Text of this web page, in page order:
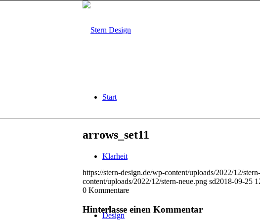
Start
Klarheit
Design
arrows_set11
https://stern-design.de/wp-content/uploads/2022/12/
content/uploads/2022/12/stern-neue.png sd2018-09-25
0 Kommentare
Hinterlasse einen Kommentar